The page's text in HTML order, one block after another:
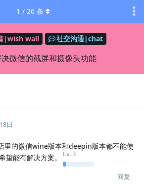
|wish wall 社交沟通|chat
微信的截屏和摄像头功能
1 / 26 条
Lv.3
日
里的微信wine版本和deepin版本都不能使
望能有解决方案。
回复